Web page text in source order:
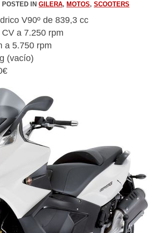
POSTED IN GILERA, MOTOS, SCOOTERS
V90º de 839,3 cc
a 7.250 rpm
a 5.750 rpm
(vacío)